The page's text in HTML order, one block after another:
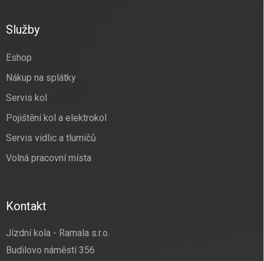
Služby
Eshop
Nákup na splátky
Servis kol
Pojištění kol a elektrokol
Servis vidlic a tlumičů
Volná pracovní místa
Kontakt
Jízdní kola - Ramala s.r.o.
Budilovo náměstí 356